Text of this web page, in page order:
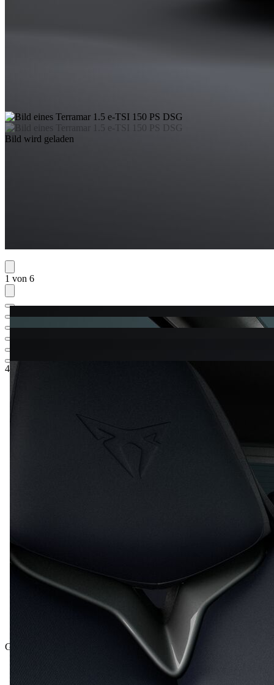
Bild wird geladen
1 von 6
44.556,73 €
Gesamtpreis inkl. NoVA und inkl. MwSt.